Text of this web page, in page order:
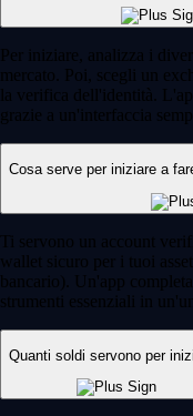
Per iniziare, analizza i
mercato. Poi, scegli un
la verifica dell'identità.
grazie a un'interfaccia
Cosa serve per iniziare a
Ti servono un account
wallet sicuro per i tuoi
bancario). Un'app
strumenti essenziali in
Quanti soldi servono per